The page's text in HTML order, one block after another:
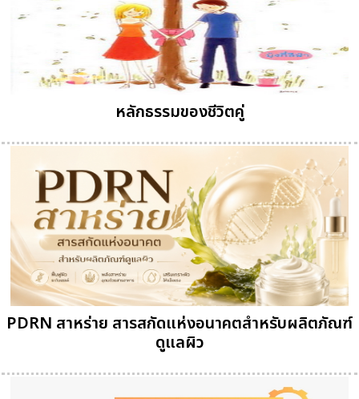
หลักธรรมของชีวิตคู่
PDRN สาหร่าย สารสกัดแห่งอนาคตสำหรับผลิตภัณฑ์
ดูแลผิว